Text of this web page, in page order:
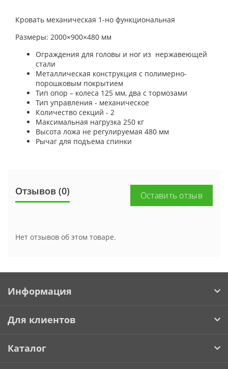
Кровать механическая 1-но функциональная
Размеры: 2000×900×480 мм
Ограждения для головы и ног из нержавеющей
стали
Металлическая конструкция с полимерно-
порошковым покрытием
Тип опор – колеса 125 мм, два с тормозами
Тип управления - механическое
Количество секций - 2
Максимальная нагрузка 250 кг
Высота ложа не регулируемая 480 мм
Рычаг для подъема спинки
Отзывов (0) Оставить отзыв
Нет отзывов об этом товаре.
Информация
Для клиентов
Каталог